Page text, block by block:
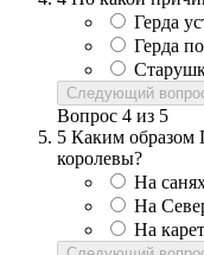
Герда
Герда
Следующий
Вопрос 4 из 5
5 Каким образом
королевы?
На
На
На